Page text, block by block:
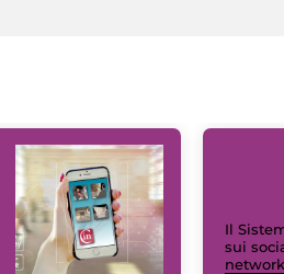
Il
sui
network